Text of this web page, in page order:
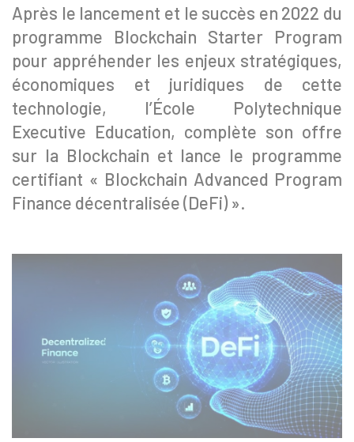
Après le lancement et le succès en 2022 du
programme Blockchain Starter Program
pour appréhender les enjeux stratégiques,
économiques et juridiques de cette
technologie, l’École Polytechnique
Executive Education, complète son offre
sur la Blockchain et lance le programme
certifiant « Blockchain Advanced Program
Finance décentralisée (DeFi) ».